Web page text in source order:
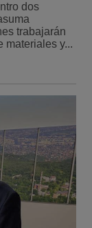
dos
trabajarán
materiales y...